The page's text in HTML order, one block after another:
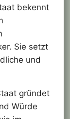
bekennt
Sie setzt
und
gründet
Würde